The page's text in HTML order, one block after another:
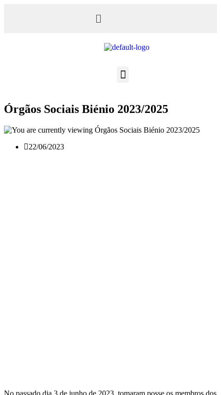
Órgãos Sociais Biénio 2023/2025​
22/06/2023